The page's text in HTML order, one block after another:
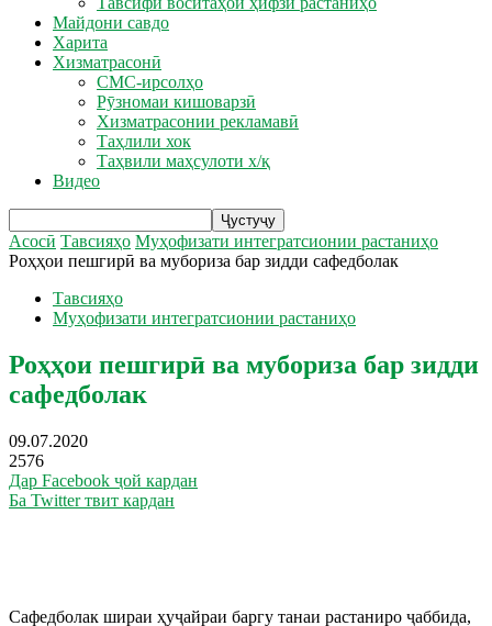
Майдони савдо
Харита
Хизматрасонӣ
СМС-ирсолҳо
Рӯзномаи кишоварзӣ
Хизматрасонии рекламавӣ
Таҳлили хок
Таҳвили маҳсулоти х/қ
Видео
Асосӣ Тавсияҳо Муҳофизати интегратсионии растаниҳо
Роҳҳои пешгирӣ ва мубориза бар зидди сафедболак
Тавсияҳо
Муҳофизати интегратсионии растаниҳо
Роҳҳои пешгирӣ ва мубориза бар зидди
сафедболак
09.07.2020
2576
Дар Facebook ҷой кардан
Ба Twitter твит кардан
Сафедболак шираи ҳуҷайраи баргу танаи растаниро ҷаббида,